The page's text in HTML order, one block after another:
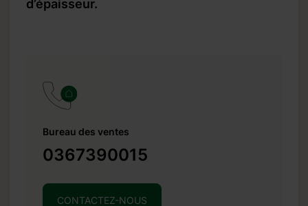
d’épaisseur.
Bureau des ventes
0367390015
CONTACTEZ-NOUS